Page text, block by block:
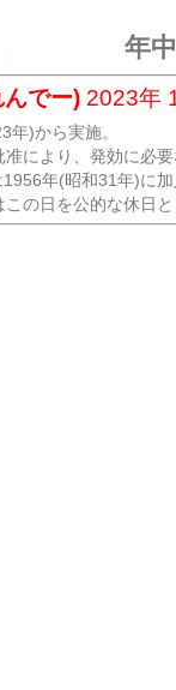
年
んでー) 2023年
)から実施。
により、発効に必
年(昭和31年)に
の日を公的な休日